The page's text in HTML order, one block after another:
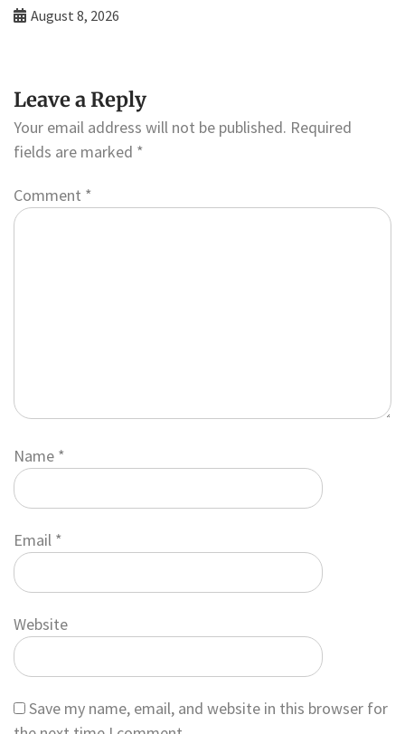
August 8, 2026
Leave a Reply
Your email address will not be published. Required
fields are marked *
Comment *
Name *
Email *
Website
Save my name, email, and website in this browser for